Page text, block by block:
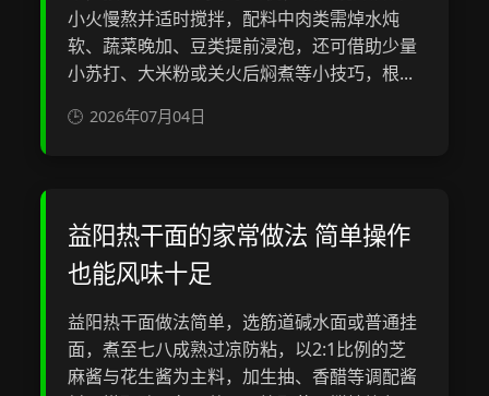
小火慢熬并适时搅拌，配料中肉类需焯水炖
软、蔬菜晚加、豆类提前浸泡，还可借助少量
小苏打、大米粉或关火后焖煮等小技巧，根...
2026年07月04日
益阳热干面的家常做法 简单操作
也能风味十足
益阳热干面做法简单，选筋道碱水面或普通挂
面，煮至七八成熟过凉防粘，以2:1比例的芝
麻酱与花生酱为主料，加生抽、香醋等调配酱